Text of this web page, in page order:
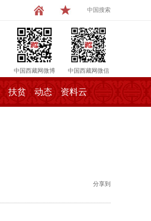
中国搜索
中国西藏网微博 中国西藏网微信
扶贫 动态 资料云
分享到